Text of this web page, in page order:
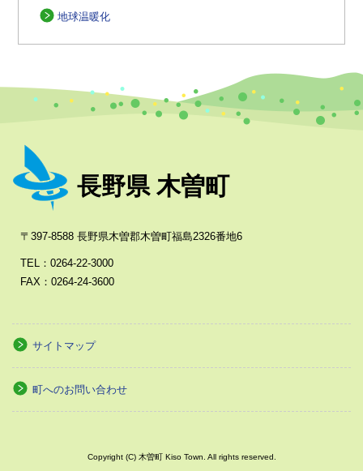
地球温暖化
長野県 木曽町
〒397-8588 長野県木曽郡木曽町福島2326番地6
TEL：0264-22-3000
FAX：0264-24-3600
サイトマップ
町へのお問い合わせ
Copyright (C) 木曽町 Kiso Town. All rights reserved.